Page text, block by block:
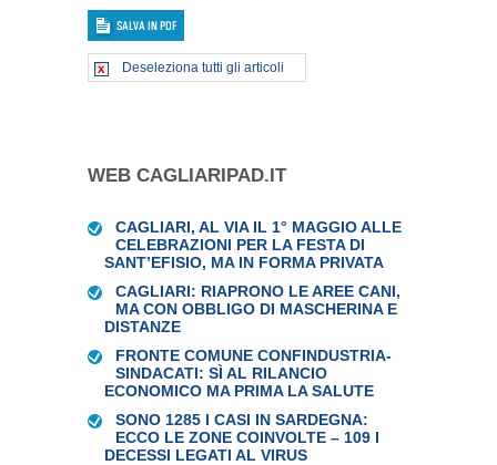
Deseleziona tutti gli articoli
WEB CAGLIARIPAD.IT
CAGLIARI, AL VIA IL 1° MAGGIO ALLE
CELEBRAZIONI PER LA FESTA DI
SANT’EFISIO, MA IN FORMA PRIVATA
CAGLIARI: RIAPRONO LE AREE CANI,
MA CON OBBLIGO DI MASCHERINA E
DISTANZE
FRONTE COMUNE CONFINDUSTRIA-
SINDACATI: SÌ AL RILANCIO
ECONOMICO MA PRIMA LA SALUTE
SONO 1285 I CASI IN SARDEGNA:
ECCO LE ZONE COINVOLTE – 109 I
DECESSI LEGATI AL VIRUS